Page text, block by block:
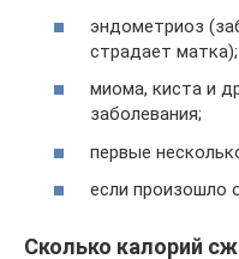
эндометриоз
страдает матка);
миома, киста и
заболевания;
первые
если произошло
Сколько калорий